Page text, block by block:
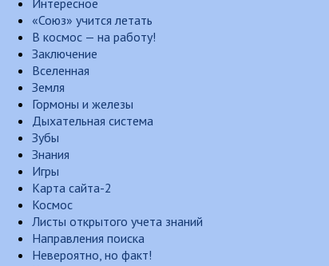
Интересное
«Союз» учится летать
В космос — на работу!
Заключение
Вселенная
Земля
Гормоны и железы
Дыхательная система
Зубы
Знания
Игры
Карта сайта-2
Космос
Листы открытого учета знаний
Направления поиска
Невероятно, но факт!